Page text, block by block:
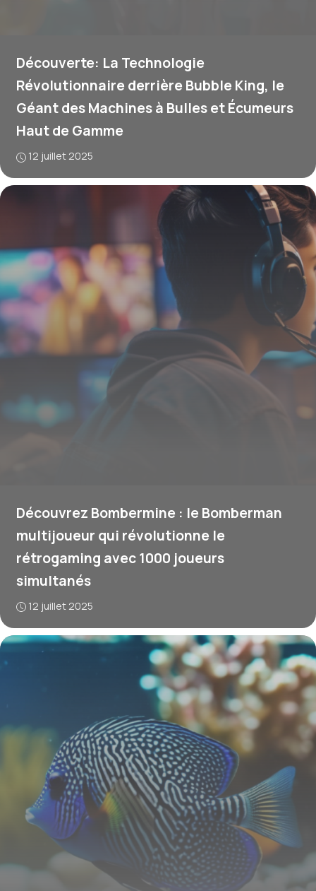
Découverte: La Technologie
Révolutionnaire derrière Bubble King, le
Géant des Machines à Bulles et Écumeurs
Haut de Gamme
12 juillet 2025
Découvrez Bombermine : le Bomberman
multijoueur qui révolutionne le
rétrogaming avec 1000 joueurs
simultanés
12 juillet 2025